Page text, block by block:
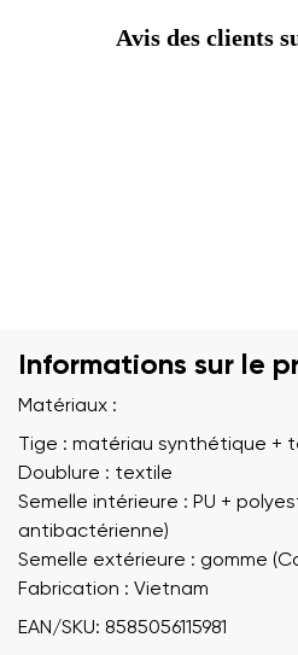
Avis des clients
Informations sur le
Matériaux :
Tige : matériau synthétique +
Doublure : textile
Semelle intérieure : PU +
antibactérienne)
Semelle extérieure : gomme
Fabrication : Vietnam
EAN/SKU: 8585056115981